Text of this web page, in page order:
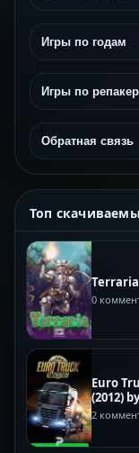
Игры по годам
Игры по
Обратная связь
Топ
Terraria
0
Euro
(2012)
2